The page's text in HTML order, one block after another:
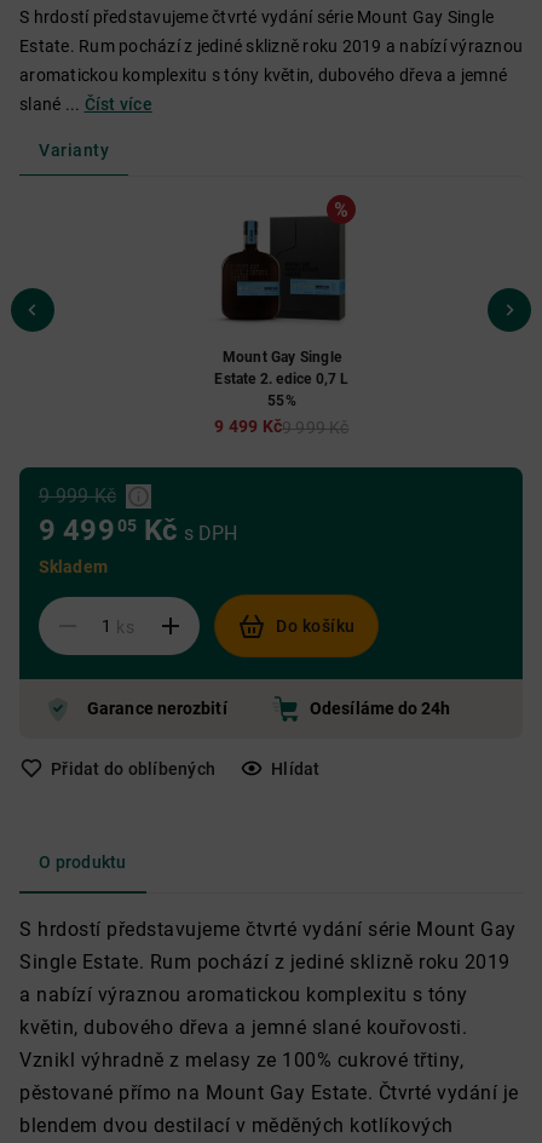
S hrdostí představujeme čtvrté vydání série Mount Gay Single
Estate. Rum pochází z jediné sklizně roku 2019 a nabízí výraznou
aromatickou komplexitu s tóny květin, dubového dřeva a jemné
slané ... Číst více
Varianty
Mount Gay Single
Estate 2. edice 0,7 L
55%
9 499 Kč9 999 Kč
9 999 Kč
9 49905 Kč s DPH
Skladem
ks Do košíku
Garance nerozbití Odesíláme do 24h
Přidat do oblíbených Hlídat
O produktu
S hrdostí představujeme čtvrté vydání série Mount Gay
Single Estate. Rum pochází z jediné sklizně roku 2019
a nabízí výraznou aromatickou komplexitu s tóny
květin, dubového dřeva a jemné slané kouřovosti.
Vznikl výhradně z melasy ze 100% cukrové třtiny,
pěstované přímo na Mount Gay Estate. Čtvrté vydání je
blendem dvou destilací v měděných kotlíkových